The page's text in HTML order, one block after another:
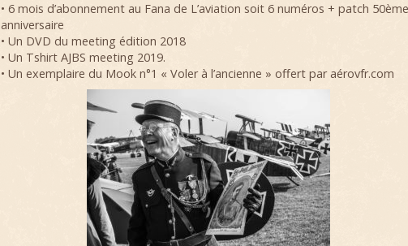
• 6 mois d’abonnement au Fana de L’aviation soit 6 numéros + patch 50ème
anniversaire
• Un DVD du meeting édition 2018
• Un Tshirt AJBS meeting 2019.
• Un exemplaire du Mook n°1 « Voler à l’ancienne » offert par aérovfr.com